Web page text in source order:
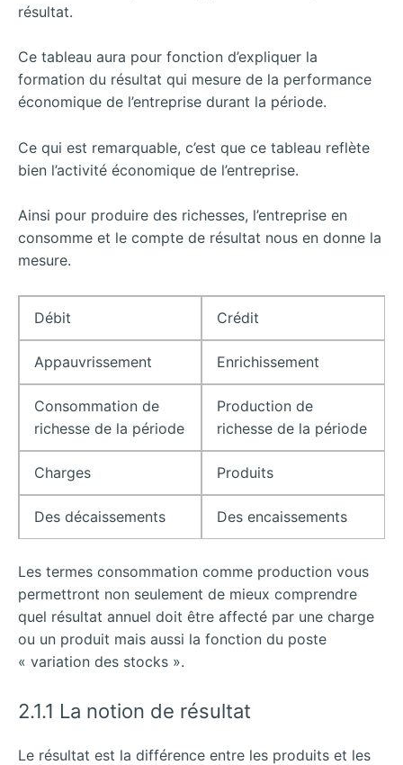
résultat.
Ce tableau aura pour fonction d’expliquer la
formation du résultat qui mesure de la performance
économique de l’entreprise durant la période.
Ce qui est remarquable, c’est que ce tableau reflète
bien l’activité économique de l’entreprise.
Ainsi pour produire des richesses, l’entreprise en
consomme et le compte de résultat nous en donne la
mesure.
Débit Crédit
Appauvrissement Enrichissement
Consommation de
richesse de la période
Production de
richesse de la période
Charges Produits
Des décaissements Des encaissements
Les termes consommation comme production vous
permettront non seulement de mieux comprendre
quel résultat annuel doit être affecté par une charge
ou un produit mais aussi la fonction du poste
« variation des stocks ».
2.1.1 La notion de résultat
Le résultat est la différence entre les produits et les